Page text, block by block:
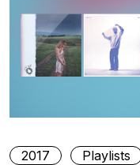
2017 Playlists